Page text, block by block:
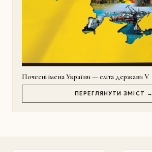
Почесні імена України — еліта держави V
ПЕРЕГЛЯНУТИ ЗМІСТ →